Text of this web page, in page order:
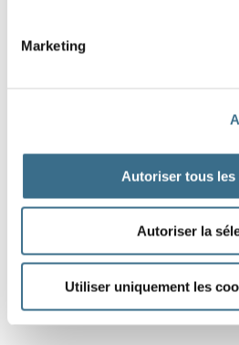
Marketing
Autoriser tous les
Autoriser la
Utiliser uniquement les